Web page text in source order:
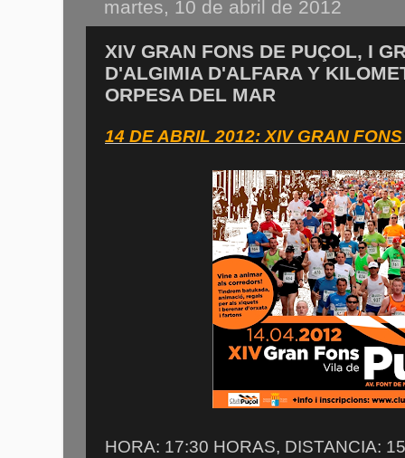
martes, 10 de abril de 2012
XIV GRAN FONS DE PUÇOL, I
D'ALGIMIA D'ALFARA Y
ORPESA DEL MAR
14 DE ABRIL 2012: XIV GRAN
HORA: 17:30 HORAS, DISTANCIA: